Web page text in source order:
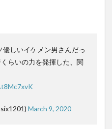
しいイケメン男さんだっ
らいの力を発揮した、関
March 9, 2020